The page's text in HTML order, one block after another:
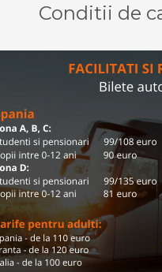
Conditii de